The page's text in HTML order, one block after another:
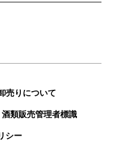
売りについて
酒類販売管理者標識
シー